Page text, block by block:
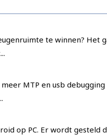
te winnen? Het
MTP en usb
op PC. Er wordt gesteld